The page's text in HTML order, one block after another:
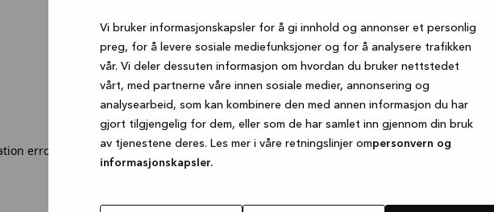
Vi bruker informasjonskapsler for å gi innhold og annonser et personlig
preg, for å levere sosiale mediefunksjoner og for å analysere trafikken
vår. Vi deler dessuten informasjon om hvordan du bruker nettstedet
vårt, med partnerne våre innen sosiale medier, annonsering og
analysearbeid, som kan kombinere den med annen informasjon du har
gjort tilgjengelig for dem, eller som de har samlet inn gjennom din bruk
av tjenestene deres. Les mer i våre retningslinjer ompersonvern og
informasjonskapsler.
error: a client-side exception has occurred while loadingwww.kvik.no (see the